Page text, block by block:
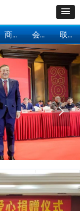
商会建设
商会建设
会员服务
会员服务
联系我们
联系我们
넲
商联信息 赣州要闻
赣商班北京研学交流活动